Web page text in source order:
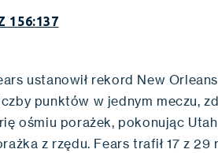
156:137
ustanowił rekord New
punktów w jednym meczu,
ośmiu porażek, pokonując
z rzędu. Fears trafił 17 z